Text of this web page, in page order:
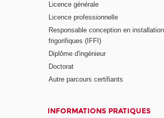
Licence générale
Licence professionnelle
Responsable conception en
frigorifiques (IFFI)
Diplôme d'ingénieur
Doctorat
Autre parcours certifiants
INFORMATIONS PRATIQUES